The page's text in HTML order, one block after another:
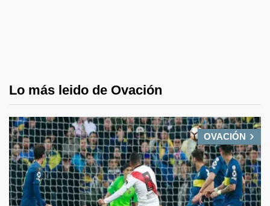
Lo más leido de Ovación
OVACIÓN